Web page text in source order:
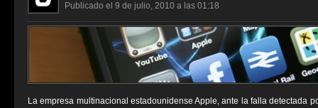
Publicado el 9 de julio, 2010 a las 01:18
La empresa multinacional estadounidense Apple, ante la falla detectada